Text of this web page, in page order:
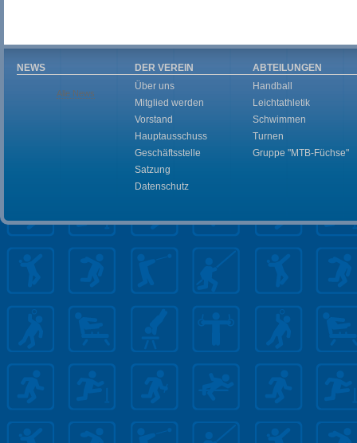
NEWS
Alle News
DER VEREIN
Über uns
Mitglied werden
Vorstand
Hauptausschuss
Geschäftsstelle
Satzung
Datenschutz
ABTEILUNGEN
Handball
Leichtathletik
Schwimmen
Turnen
Gruppe "MTB-Füchse"